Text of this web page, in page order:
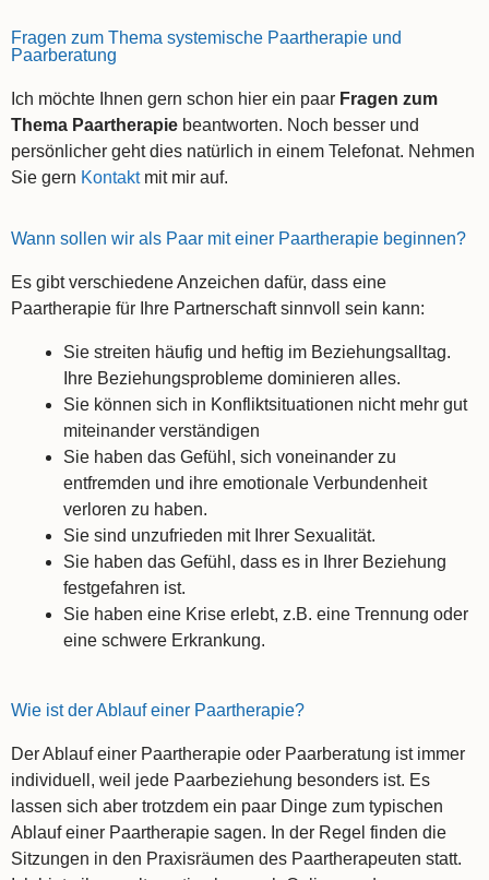
Fragen zum Thema systemische Paartherapie und
Paarberatung
Ich möchte Ihnen gern schon hier ein paar Fragen zum
Thema Paartherapie beantworten. Noch besser und
persönlicher geht dies natürlich in einem Telefonat. Nehmen
Sie gern Kontakt mit mir auf.
Wann sollen wir als Paar mit einer Paartherapie beginnen?
Es gibt verschiedene Anzeichen dafür, dass eine
Paartherapie für Ihre Partnerschaft sinnvoll sein kann:
Sie streiten häufig und heftig im Beziehungsalltag.
Ihre Beziehungsprobleme dominieren alles.
Sie können sich in Konfliktsituationen nicht mehr gut
miteinander verständigen
Sie haben das Gefühl, sich voneinander zu
entfremden und ihre emotionale Verbundenheit
verloren zu haben.
Sie sind unzufrieden mit Ihrer Sexualität.
Sie haben das Gefühl, dass es in Ihrer Beziehung
festgefahren ist.
Sie haben eine Krise erlebt, z.B. eine Trennung oder
eine schwere Erkrankung.
Wie ist der Ablauf einer Paartherapie?
Der Ablauf einer Paartherapie oder Paarberatung ist immer
individuell, weil jede Paarbeziehung besonders ist. Es
lassen sich aber trotzdem ein paar Dinge zum typischen
Ablauf einer Paartherapie sagen. In der Regel finden die
Sitzungen in den Praxisräumen des Paartherapeuten statt.